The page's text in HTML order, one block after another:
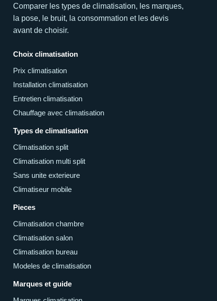
Comparer les types de climatisation, les marques,
la pose, le bruit, la consommation et les devis
avant de choisir.
Choix climatisation
Prix climatisation
Installation climatisation
Entretien climatisation
Chauffage avec climatisation
Types de climatisation
Climatisation split
Climatisation multi split
Sans unite exterieure
Climatiseur mobile
Pieces
Climatisation chambre
Climatisation salon
Climatisation bureau
Modeles de climatisation
Marques et guide